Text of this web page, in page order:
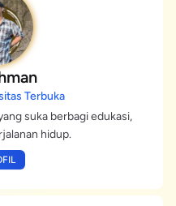
Terbuka
suka berbagi edukasi,
hidup.